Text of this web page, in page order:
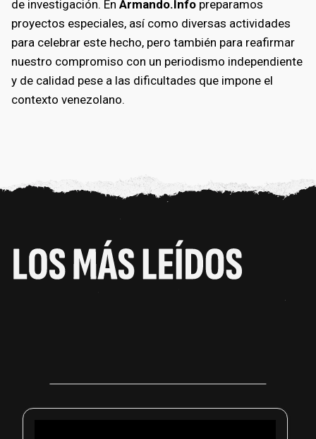
de investigación. En Armando.Info preparamos
proyectos especiales, así como diversas actividades
para celebrar este hecho, pero también para reafirmar
nuestro compromiso con un periodismo independiente
y de calidad pese a las dificultades que impone el
contexto venezolano.